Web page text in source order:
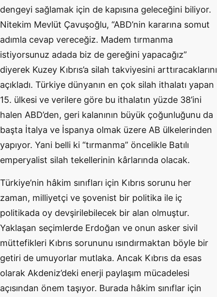
dengeyi sağlamak için de kapısına geleceğini biliyor.
Nitekim Mevlüt Çavuşoğlu, “ABD’nin kararına somut
adımla cevap vereceğiz. Madem tırmanma
istiyorsunuz adada biz de gereğini yapacağız”
diyerek Kuzey Kıbrıs’a silah takviyesini arttıracaklarını
açıkladı. Türkiye dünyanın en çok silah ithalatı yapan
15. ülkesi ve verilere göre bu ithalatın yüzde 38’ini
halen ABD’den, geri kalanının büyük çoğunluğunu da
başta İtalya ve İspanya olmak üzere AB ülkelerinden
yapıyor. Yani belli ki “tırmanma” öncelikle Batılı
emperyalist silah tekellerinin kârlarında olacak.
Türkiye’nin hâkim sınıfları için Kıbrıs sorunu her
zaman, milliyetçi ve şovenist bir politika ile iç
politikada oy devşirilebilecek bir alan olmuştur.
Yaklaşan seçimlerde Erdoğan ve onun asker sivil
müttefikleri Kıbrıs sorununu ısındırmaktan böyle bir
getiri de umuyorlar mutlaka. Ancak Kıbrıs da esas
olarak Akdeniz’deki enerji paylaşım mücadelesi
açısından önem taşıyor. Burada hâkim sınıflar için